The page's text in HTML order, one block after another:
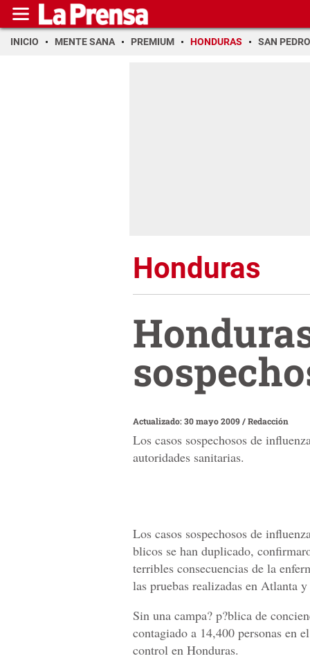
INICIO MENTE SANA PREMIUM HONDURAS SAN PEDRO
Honduras
Actualizado: 30 mayo 2009/Redacción
Los casos sospechosos de
autoridades sanitarias.
Los casos sospechosos de
blicos se han duplicado,
terribles consecuencias de la
las pruebas realizadas en Atlanta
Sin una campa? p?blica de
contagiado a 14,400 personas en
control en Honduras.